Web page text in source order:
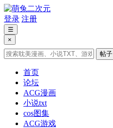
登录 注册
☰
×
帖子
首页
论坛
ACG漫画
小说txt
cos图集
ACG游戏